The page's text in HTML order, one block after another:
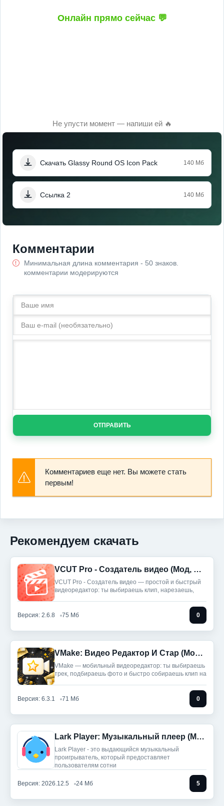
Онлайн прямо сейчас 💬
Не упусти момент — напиши ей 🔥
Скачать Glassy Round OS Icon Pack 140 Мб
Ссылка 2 140 Мб
Комментарии
Минимальная длина комментария - 50 знаков.
комментарии модерируются
ОТПРАВИТЬ
Комментариев еще нет. Вы можете стать
первым!
Рекомендуем скачать
VCUT Pro - Создатель видео (Мод, Unlocked)
VCUT Pro - Создатель видео — простой и быстрый
видеоредактор: ты выбираешь клип, нарезаешь,
Версия: 2.6.8 75 Мб 0
VMake: Видео Редактор И Стар (Мод, Unlocked)
VMake — мобильный видеоредактор: ты выбираешь
трек, подбираешь фото и быстро собираешь клип на
Версия: 6.3.1 71 Мб 0
Lark Player: Музыкальный плеер (Мод, Unlocked)
Lark Player - это выдающийся музыкальный
проигрыватель, который предоставляет
пользователям сотни
Версия: 2026.12.5 24 Мб 5